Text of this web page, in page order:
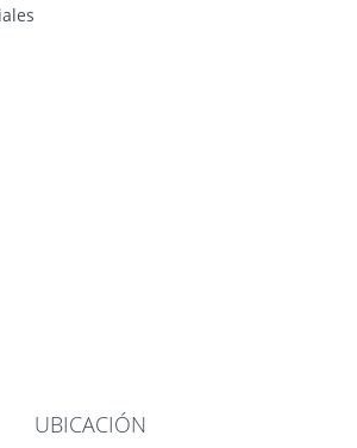
UBICACIÓN